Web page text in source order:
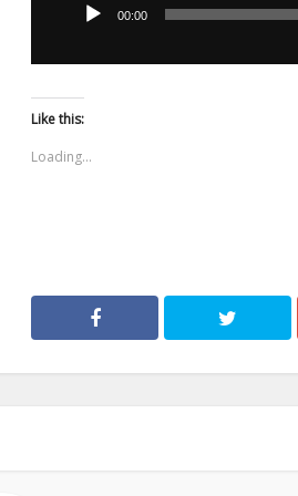
dźwiękowych
00:00
Like this:
Loading...